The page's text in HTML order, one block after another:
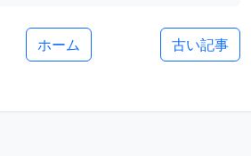
ホーム 古い記事